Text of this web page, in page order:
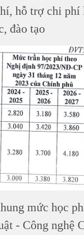
hỗ trợ chi
đào tạo
mức học
- Công nghệ